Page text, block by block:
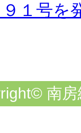
１号を
南